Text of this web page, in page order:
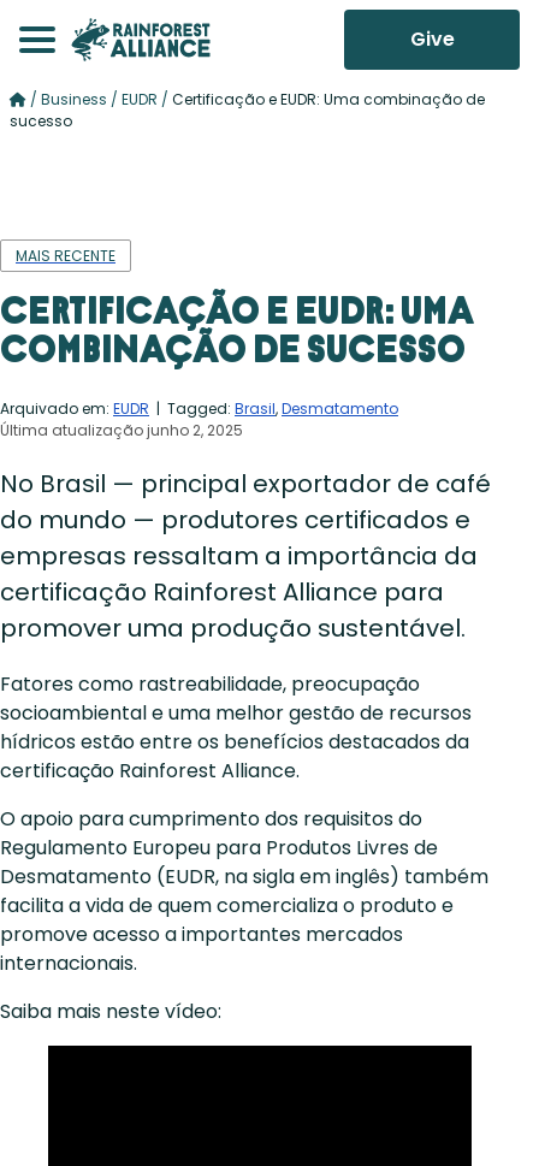
Give
/ Business / EUDR / Certificação e EUDR: Uma combinação de
sucesso
MAIS RECENTE
Certificação e EUDR: Uma
combinação de sucesso
Arquivado em: EUDR | Tagged: Brasil,Desmatamento
Última atualização junho 2, 2025
No Brasil — principal exportador de café
do mundo — produtores certificados e
empresas ressaltam a importância da
certificação Rainforest Alliance para
promover uma produção sustentável.
Fatores como rastreabilidade, preocupação
socioambiental e uma melhor gestão de recursos
hídricos estão entre os benefícios destacados da
certificação Rainforest Alliance.
O apoio para cumprimento dos requisitos do
Regulamento Europeu para Produtos Livres de
Desmatamento (EUDR, na sigla em inglês) também
facilita a vida de quem comercializa o produto e
promove acesso a importantes mercados
internacionais.
Saiba mais neste vídeo: